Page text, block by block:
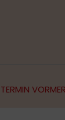
TERMIN